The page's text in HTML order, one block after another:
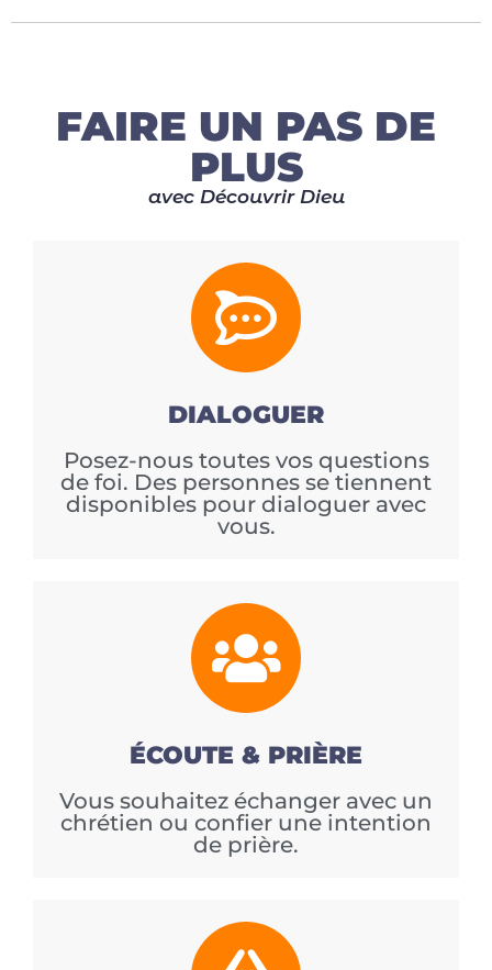
FAIRE UN PAS DE
PLUS
avec Découvrir Dieu
DIALOGUER
Posez-nous toutes vos questions
de foi. Des personnes se tiennent
disponibles pour dialoguer avec
vous.
ÉCOUTE & PRIÈRE
Vous souhaitez échanger avec un
chrétien ou confier une intention
de prière.